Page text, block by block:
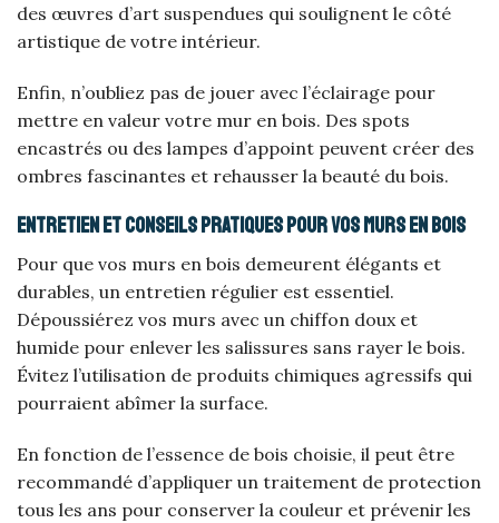
des œuvres d’art suspendues qui soulignent le côté
artistique de votre intérieur.
Enfin, n’oubliez pas de jouer avec l’éclairage pour
mettre en valeur votre mur en bois. Des spots
encastrés ou des lampes d’appoint peuvent créer des
ombres fascinantes et rehausser la beauté du bois.
Entretien et conseils pratiques pour vos murs en bois
Pour que vos murs en bois demeurent élégants et
durables, un entretien régulier est essentiel.
Dépoussiérez vos murs avec un chiffon doux et
humide pour enlever les salissures sans rayer le bois.
Évitez l’utilisation de produits chimiques agressifs qui
pourraient abîmer la surface.
En fonction de l’essence de bois choisie, il peut être
recommandé d’appliquer un traitement de protection
tous les ans pour conserver la couleur et prévenir les